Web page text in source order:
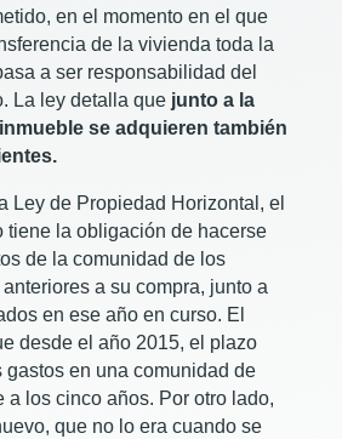
en el momento en el que
de la vivienda toda la
a ser responsabilidad del
La ley detalla que junto a la
se adquieren también
Ley de Propiedad Horizontal, el
tiene la obligación de hacerse
de la comunidad de los
a su compra, junto a
en ese año en curso. El
desde el año 2015, el plazo
gastos en una comunidad de
a los cinco años. Por otro lado,
que no lo era cuando se